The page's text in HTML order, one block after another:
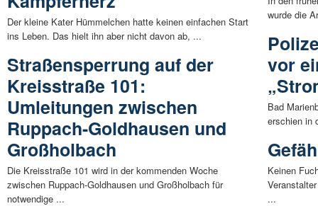
Der kleine Kater Hümmelchen hatte keinen einfachen Start
ins Leben. Das hielt ihn aber nicht davon ab, ...
Straßensperrung auf der
Kreisstraße 101:
Umleitungen zwischen
Ruppach-Goldhausen und
Großholbach
Die Kreisstraße 101 wird in der kommenden Woche
zwischen Ruppach-Goldhausen und Großholbach für
notwendige ...
wurde die
vor
Bad
erschien in
Keinen
...